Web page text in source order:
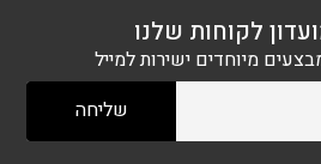
לקוחות שלנו
מיוחדים ישירות למייל